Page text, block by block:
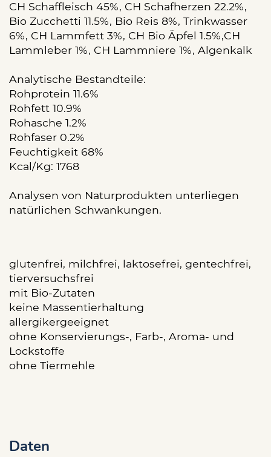
CH Schaffleisch 45%, CH Schafherzen 22.2%,
Bio Zucchetti 11.5%, Bio Reis 8%, Trinkwasser
6%, CH Lammfett 3%, CH Bio Äpfel 1.5%,CH
Lammleber 1%, CH Lammniere 1%, Algenkalk
Analytische Bestandteile:
Rohprotein 11.6%
Rohfett 10.9%
Rohasche 1.2%
Rohfaser 0.2%
Feuchtigkeit 68%
Kcal/Kg: 1768
Analysen von Naturprodukten unterliegen
natürlichen Schwankungen.
glutenfrei, milchfrei, laktosefrei, gentechfrei,
tierversuchsfrei
mit Bio-Zutaten
keine Massentierhaltung
allergikergeeignet
ohne Konservierungs-, Farb-, Aroma- und
Lockstoffe
ohne Tiermehle
Daten